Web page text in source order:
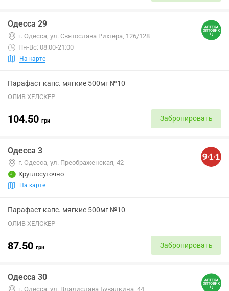
Одесса 29
г. Одесса, ул. Святослава Рихтера, 126/128
Пн-Вс: 08:00-21:00
На карте
Парафаст капс. мягкие 500мг №10
ОЛИВ ХЕЛСКЕР
104.50 грн Забронировать
Одесса 3
г. Одесса, ул. Преображенская, 42
Круглосуточно
На карте
Парафаст капс. мягкие 500мг №10
ОЛИВ ХЕЛСКЕР
87.50 грн Забронировать
Одесса 30
г. Одесса, ул. Владислава Бувалкина, 44